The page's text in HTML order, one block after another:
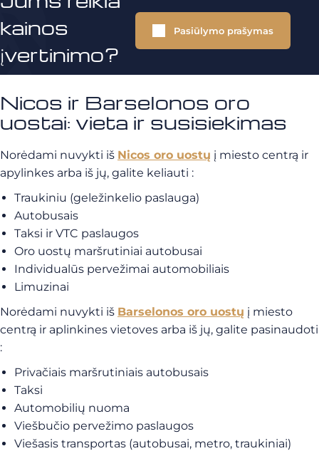
kainos
įvertinimo?
Pasiūlymo prašymas
Nicos ir Barselonos oro
uostai: vieta ir susisiekimas
Norėdami nuvykti iš Nicos oro uostų į miesto centrą ir
apylinkes arba iš jų, galite keliauti :
Traukiniu (geležinkelio paslauga)
Autobusais
Taksi ir VTC paslaugos
Oro uostų maršrutiniai autobusai
Individualūs pervežimai automobiliais
Limuzinai
Norėdami nuvykti iš Barselonos oro uostų į miesto
centrą ir aplinkines vietoves arba iš jų, galite pasinaudoti
:
Privačiais maršrutiniais autobusais
Taksi
Automobilių nuoma
Viešbučio pervežimo paslaugos
Viešasis transportas (autobusai, metro, traukiniai)